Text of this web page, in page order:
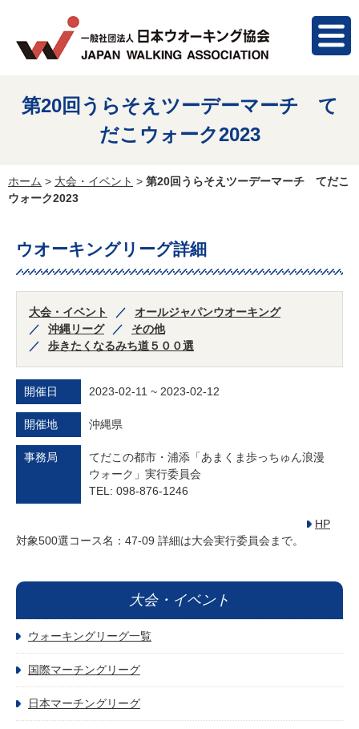
第20回うらそえツーデーマーチ て
だこウォーク2023
ホーム > 大会・イベント > 第20回うらそえツーデーマーチ てだこ
ウォーク2023
ウオーキングリーグ詳細
大会・イベント
オールジャパンウオーキング
沖縄リーグ
その他
歩きたくなるみち道５００選
開催日 2023-02-11 ~ 2023-02-12
開催地 沖縄県
事務局
てだこの都市・浦添「あまくま歩っちゅん浪漫
ウォーク」実行委員会
TEL: 098-876-1246
HP
対象500選コース名：47-09 詳細は大会実行委員会まで。
大会・イベント
ウォーキングリーグ一覧
国際マーチングリーグ
日本マーチングリーグ